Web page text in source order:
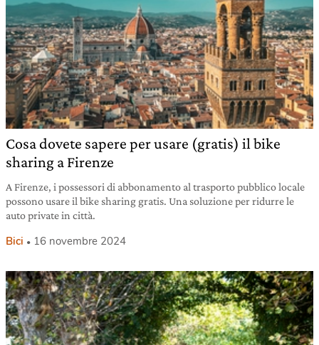
Cosa dovete sapere per usare (gratis) il bike
sharing a Firenze
A Firenze, i possessori di abbonamento al trasporto pubblico locale
possono usare il bike sharing gratis. Una soluzione per ridurre le
auto private in città.
Bici 16 novembre 2024